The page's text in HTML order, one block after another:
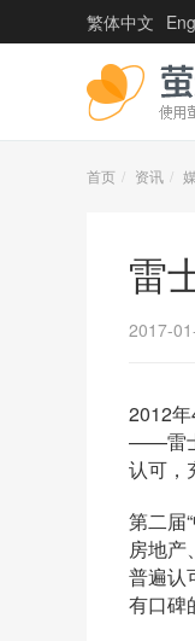
繁体中文
首页 资讯
雷
2017-
2012
——雷
认可，
第二届
房地产
普遍认
有口碑